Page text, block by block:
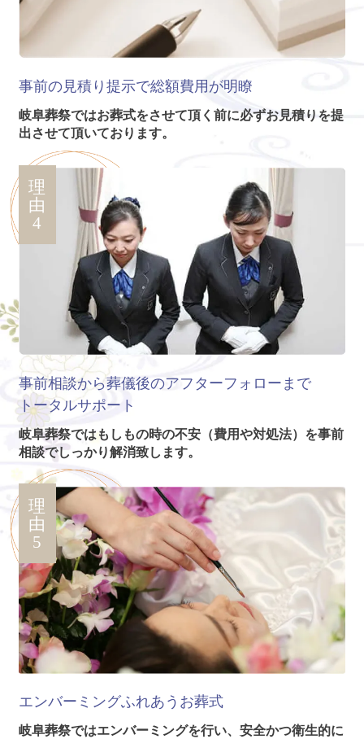
事前の見積り提示で総額費用が明瞭
岐阜葬祭ではお葬式をさせて頂く前に必ずお見積りを提
出させて頂いております。
理
由
4
事前相談から葬儀後のアフターフォローまで
トータルサポート
岐阜葬祭ではもしもの時の不安（費用や対処法）を事前
相談でしっかり解消致します。
理
由
5
エンバーミングふれあうお葬式
岐阜葬祭ではエンバーミングを行い、安全かつ衛生的に